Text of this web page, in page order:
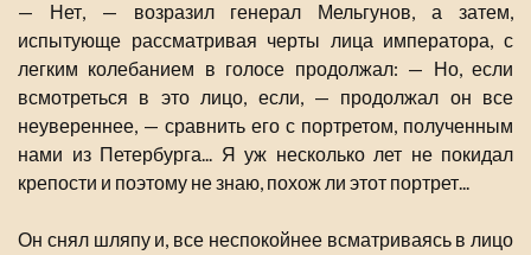
— Нет, — возразил генерал Мельгунов, а затем,
испытующе рассматривая черты лица императора, с
легким колебанием в голосе продолжал: — Но, если
всмотреться в это лицо, если, — продолжал он все
неувереннее, — сравнить его с портретом, полученным
нами из Петербурга... Я уж несколько лет не покидал
крепости и поэтому не знаю, похож ли этот портрет...
Он снял шляпу и, все неспокойнее всматриваясь в лицо